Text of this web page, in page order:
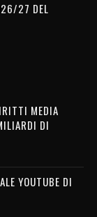
27 DEL
MEDIA
DI
YOUTUBE DI